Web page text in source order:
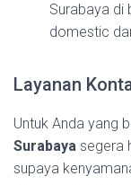
Surabaya di
domestic
Layanan
Untuk Anda yang
Surabaya segera
supaya